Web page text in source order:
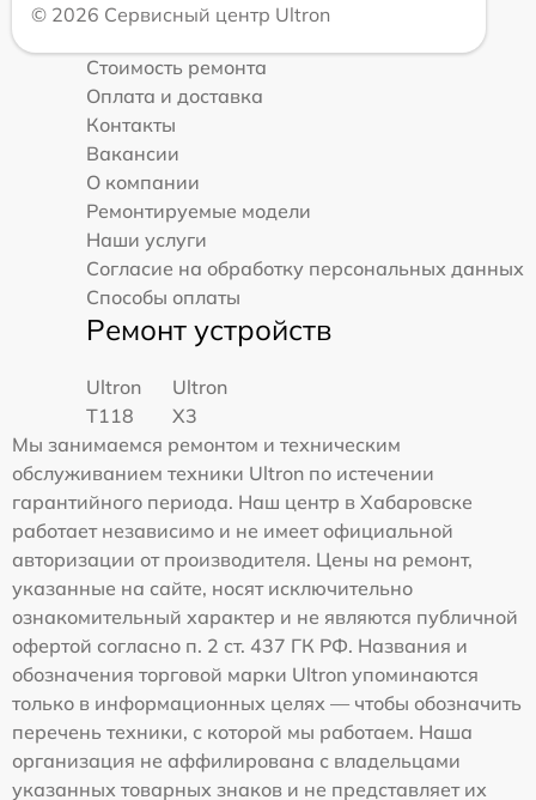
© 2026 Сервисный центр Ultron
Стоимость ремонта
Оплата и доставка
Контакты
Вакансии
О компании
Ремонтируемые модели
Наши услуги
Согласие на обработку персональных данных
Способы оплаты
Ремонт устройств
Ultron
T118
Ultron
X3
Мы занимаемся ремонтом и техническим
обслуживанием техники Ultron по истечении
гарантийного периода. Наш центр в Хабаровске
работает независимо и не имеет официальной
авторизации от производителя. Цены на ремонт,
указанные на сайте, носят исключительно
ознакомительный характер и не являются публичной
офертой согласно п. 2 ст. 437 ГК РФ. Названия и
обозначения торговой марки Ultron упоминаются
только в информационных целях — чтобы обозначить
перечень техники, с которой мы работаем. Наша
организация не аффилирована с владельцами
указанных товарных знаков и не представляет их